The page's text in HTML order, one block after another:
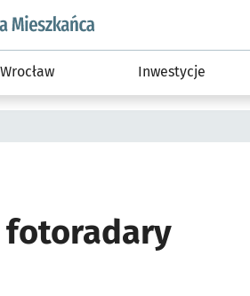
wroclaw.pl podserwis: Dla mieszkańca
Inwestycje
fotoradary